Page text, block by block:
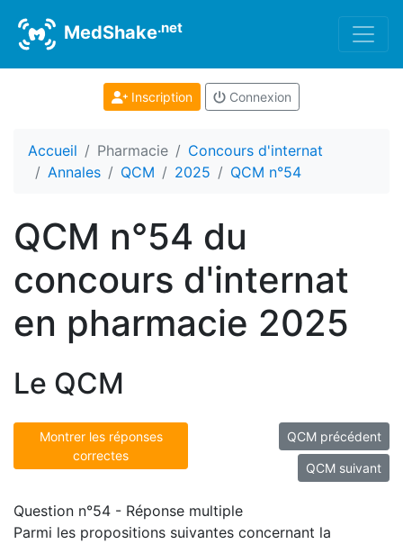
MedShake.net
Inscription Connexion
Accueil Pharmacie
Concours d'internat
Annales
QCM 2025 QCM n°54
QCM n°54 du
concours d'internat
en pharmacie 2025
Le QCM
Montrer les réponses
correctes
QCM précédent
QCM suivant
Question n°54 - Réponse multiple
Parmi les propositions suivantes concernant la